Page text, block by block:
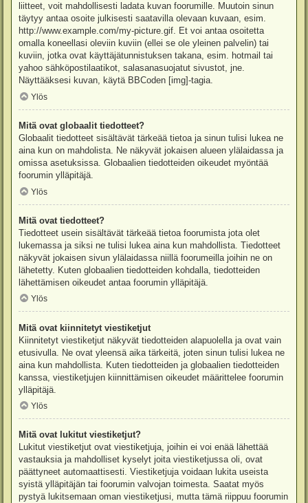
liitteet, voit mahdollisesti ladata kuvan foorumille. Muutoin sinun
täytyy antaa osoite julkisesti saatavilla olevaan kuvaan, esim.
http://www.example.com/my-picture.gif. Et voi antaa osoitetta
omalla koneellasi oleviin kuviin (ellei se ole yleinen palvelin) tai
kuviin, jotka ovat käyttäjätunnistuksen takana, esim. hotmail tai
yahoo sähköpostilaatikot, salasanasuojatut sivustot, jne.
Näyttääksesi kuvan, käytä BBCoden [img]-tagia.
Ylös
Mitä ovat globaalit tiedotteet?
Globaalit tiedotteet sisältävät tärkeää tietoa ja sinun tulisi lukea ne
aina kun on mahdolista. Ne näkyvät jokaisen alueen ylälaidassa ja
omissa asetuksissa. Globaalien tiedotteiden oikeudet myöntää
foorumin ylläpitäjä.
Ylös
Mitä ovat tiedotteet?
Tiedotteet usein sisältävät tärkeää tietoa foorumista jota olet
lukemassa ja siksi ne tulisi lukea aina kun mahdollista. Tiedotteet
näkyvät jokaisen sivun ylälaidassa niillä foorumeilla joihin ne on
lähetetty. Kuten globaalien tiedotteiden kohdalla, tiedotteiden
lähettämisen oikeudet antaa foorumin ylläpitäjä.
Ylös
Mitä ovat kiinnitetyt viestiketjut
Kiinnitetyt viestiketjut näkyvät tiedotteiden alapuolella ja ovat vain
etusivulla. Ne ovat yleensä aika tärkeitä, joten sinun tulisi lukea ne
aina kun mahdollista. Kuten tiedotteiden ja globaalien tiedotteiden
kanssa, viestiketjujen kiinnittämisen oikeudet määrittelee foorumin
ylläpitäjä.
Ylös
Mitä ovat lukitut viestiketjut?
Lukitut viestiketjut ovat viestiketjuja, joihin ei voi enää lähettää
vastauksia ja mahdolliset kyselyt joita viestiketjussa oli, ovat
päättyneet automaattisesti. Viestiketjuja voidaan lukita useista
syistä ylläpitäjän tai foorumin valvojan toimesta. Saatat myös
pystyä lukitsemaan oman viestiketjusi, mutta tämä riippuu foorumin